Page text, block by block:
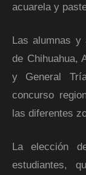
acuarela y
Las alumnas y
de Chihuahua,
y General
concurso
las diferentes
La elección
estudiantes,